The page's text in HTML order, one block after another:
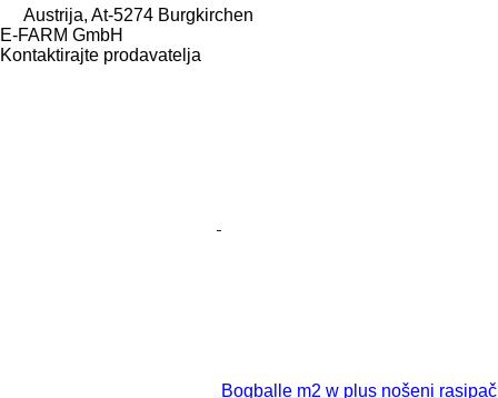
Austrija, At-5274 Burgkirchen
E-FARM GmbH
Kontaktirajte prodavatelja
Bogballe m2 w plus nošeni rasipač